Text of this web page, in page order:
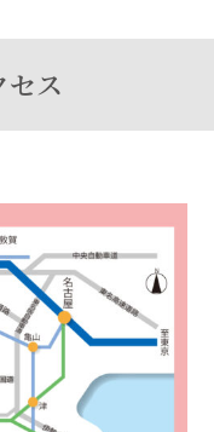
セス